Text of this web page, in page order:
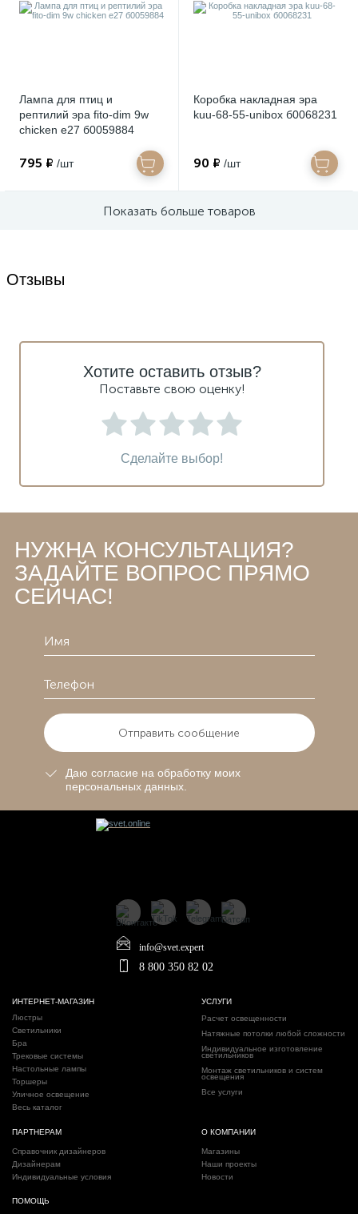
Лампа для птиц и
рептилий эра fito-dim 9w
chicken e27 б0059884
795 ₽ /шт
Коробка накладная эра
kuu-68-55-unibox б0068231
90 ₽ /шт
Показать больше товаров
Отзывы
Хотите оставить отзыв?
Поставьте свою оценку!
Сделайте выбор!
НУЖНА КОНСУЛЬТАЦИЯ?
ЗАДАЙТЕ ВОПРОС ПРЯМО
СЕЙЧАС!
Отправить сообщение
Даю согласие на обработку моих
персональных данных.
info@svet.expert
8 800 350 82 02
ИНТЕРНЕТ-МАГАЗИН
Люстры
Светильники
Бра
Трековые системы
Настольные лампы
Торшеры
Уличное освещение
Весь каталог
УСЛУГИ
Расчет освещенности
Натяжные потолки любой сложности
Индивидуальное изготовление
светильников
Монтаж светильников и систем
освещения
Все услуги
О КОМПАНИИ
Магазины
Наши проекты
Новости
ПАРТНЕРАМ
Справочник дизайнеров
Дизайнерам
Индивидуальные условия
ПОМОЩЬ